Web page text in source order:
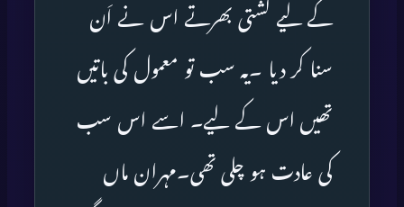
کے لیے کشتی بھرتے اس نے اَن
سنا کر دیا ۔یہ سب تو معمول کی باتیں
تھیں اس کے لیے۔ اسے اس سب
کی عادت ہو چلی تھی۔مہران ماں